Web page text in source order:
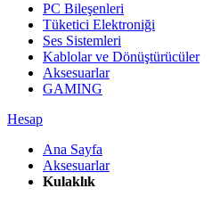
PC Bileşenleri
Tüketici Elektroniği
Ses Sistemleri
Kablolar ve Dönüştürücüler
Aksesuarlar
GAMING
Hesap
Ana Sayfa
Aksesuarlar
Kulaklık